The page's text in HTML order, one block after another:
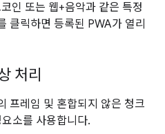
인 또는 웹+음악과 같은 특정
클릭하면 등록된 PWA가 열리
처리
프레임 및 혼합되지 않은 청크
소를 사용합니다.